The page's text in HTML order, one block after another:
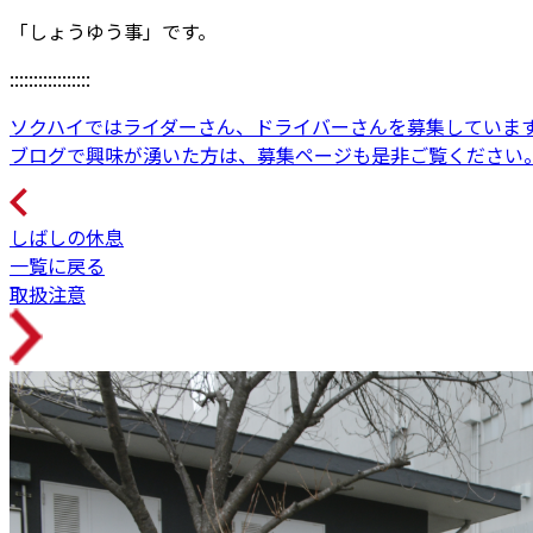
「しょうゆう事」です。
:::::::::::::::::
ソクハイではライダーさん、ドライバーさんを募集していま
ブログで興味が湧いた方は、募集ページも是非ご覧ください
しばしの休息
一覧に戻る
取扱注意